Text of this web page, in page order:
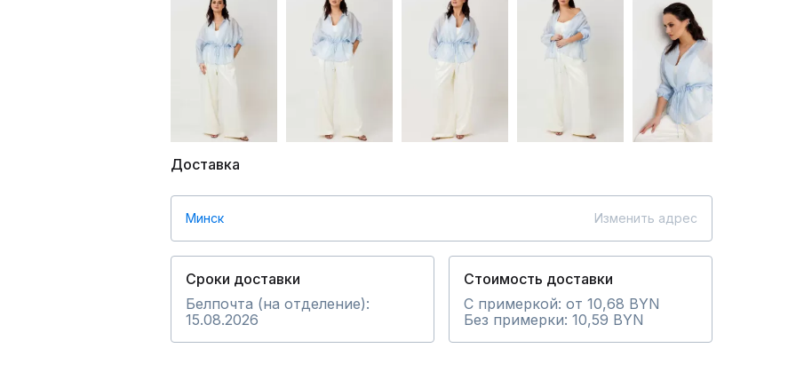
Доставка
Минск Изменить адрес
Сроки доставки
Белпочта (на отделение):
15.08.2026
Стоимость доставки
С примеркой: от 10,68 BYN
Без примерки: 10,59 BYN